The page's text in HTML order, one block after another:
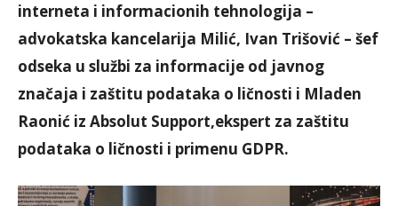
interneta i informacionih tehnologija –
advokatska kancelarija Milić, Ivan Trišović – šef
odseka u službi za informacije od javnog
značaja i zaštitu podataka o ličnosti i Mladen
Raonić iz Absolut Support,ekspert za zaštitu
podataka o ličnosti i primenu GDPR.